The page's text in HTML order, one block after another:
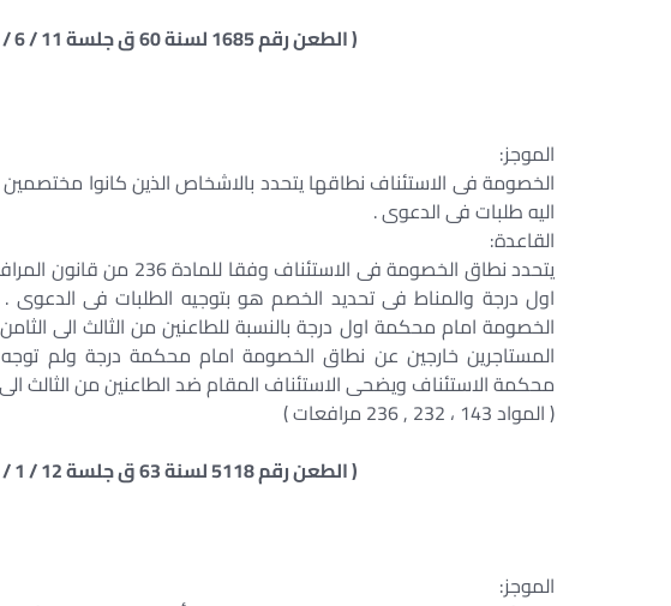
( الطعن رقم 1685 لسنة 60 ق جلسة 11 / 6 / 1996 س 47 ج 2 ص 933 )
الموجز:
الخصومة فى الاستئناف نطاقها يتحدد بالاشخاص الذين كانوا
اليه طلبات فى الدعوى .
القاعدة:
يتحدد نطاق الخصومة فى
اول درجة والمناط فى تحديد الخصم هو بتوجيه الطلبات فى
الخصومة امام محكمة اول درجة بالنسبة للطاعنين من الثالث الى
المستاجرين خارجين عن نطاق الخصومة امام محكمة درجة ولم توجه
محكمة الاستئناف ويضحى الاستئناف المقام ضد الطاعنين من الثالث
( المواد 143 ، 232 , 236 مرافعات )
( الطعن رقم 5118 لسنة 63 ق جلسة 12 / 1 / 1995 س 46 ج 1 ص 156 )
الموجز: